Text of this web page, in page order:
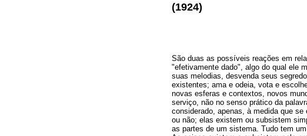
(1924)
São duas as possíveis reações em
"efetivamente dado", algo do qual ele
suas melodias, desvenda seus
existentes; ama e odeia, vota e
novas esferas e contextos, novos
serviço, não no senso prático da
considerado, apenas, à medida que
ou não; elas existem ou subsistem
as partes de um sistema. Tudo tem